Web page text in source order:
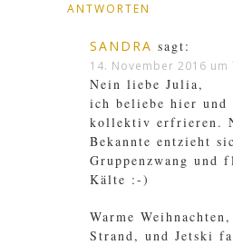
ANTWORTEN
SANDRA sagt:
14. November 2016 um
Nein liebe Julia,
ich beliebe hier und
kollektiv erfrieren.
Bekannte entzieht
Gruppenzwang und
Kälte :-)
Warme
Strand, und Jetski